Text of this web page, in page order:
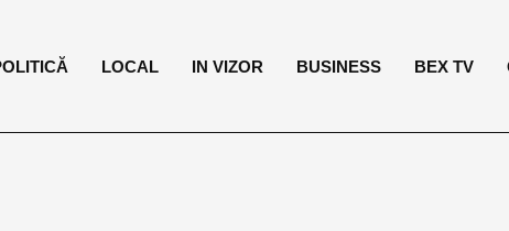
LOCAL IN VIZOR BUSINESS BEX TV